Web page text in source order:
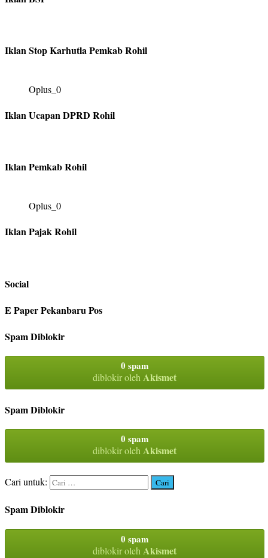
Iklan Stop Karhutla Pemkab Rohil
Oplus_0
Iklan Ucapan DPRD Rohil
Iklan Pemkab Rohil
Oplus_0
Iklan Pajak Rohil
Social
E Paper Pekanbaru Pos
Spam Diblokir
0 spam
diblokir olehAkismet
Spam Diblokir
0 spam
diblokir oleh Akismet
Cari untuk:
Spam Diblokir
0 spam
diblokir oleh Akismet